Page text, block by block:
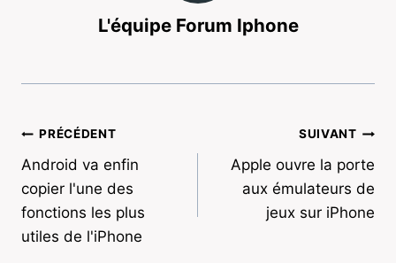
L'équipe Forum Iphone
Navigation
de
l’article
PRÉCÉDENT
Android va enfin
copier l'une des
fonctions les plus
utiles de l'iPhone
SUIVANT
Apple ouvre la porte
aux émulateurs de
jeux sur iPhone